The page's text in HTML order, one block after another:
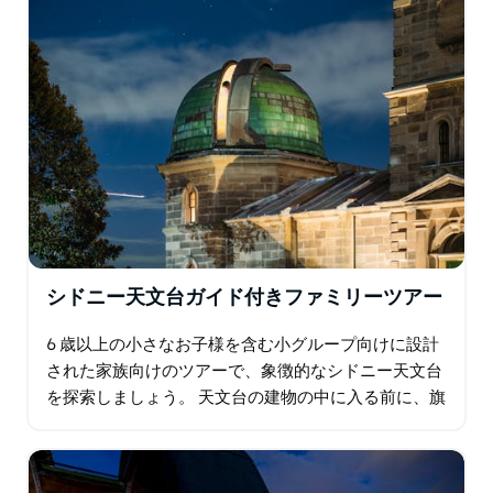
小さなお子様連れのグループは、6歳以上を対象とした
シドニー天文台ファミリーツアーのご予約をお勧めしま
す。
シドニー天文台ガイド付きファミリーツアー
6 歳以上の小さなお子様を含む小グループ向けに設計
された家族向けのツアーで、象徴的なシドニー天文台
を探索しましょう。 天文台の建物の中に入る前に、旗
の豊かな科学的歴史について学びます。…